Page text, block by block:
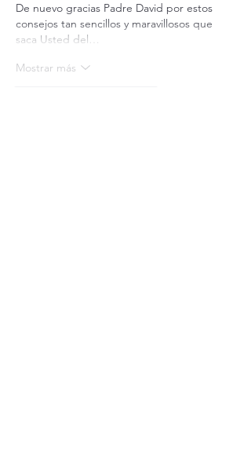
De nuevo gracias Padre David por estos
consejos tan sencillos y maravillosos que
saca Usted del…
Mostrar más